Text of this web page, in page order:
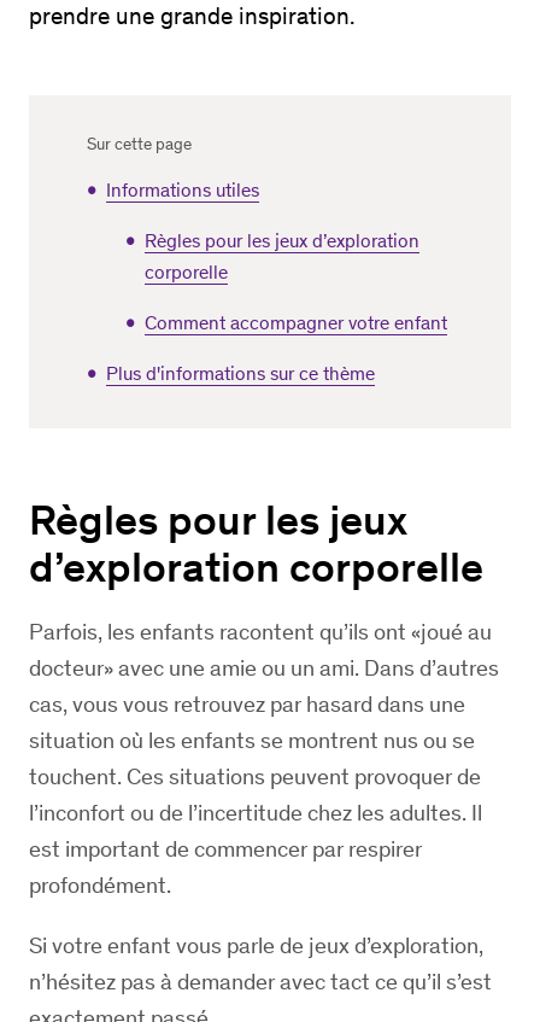
prendre une grande inspiration.
Sur cette page
Informations utiles
Règles pour les jeux d’exploration
corporelle
Comment accompagner votre enfant
Plus d'informations sur ce thème
Règles pour les jeux
d’exploration corporelle
Parfois, les enfants racontent qu’ils ont «joué au
docteur» avec une amie ou un ami. Dans d’autres
cas, vous vous retrouvez par hasard dans une
situation où les enfants se montrent nus ou se
touchent. Ces situations peuvent provoquer de
l’inconfort ou de l’incertitude chez les adultes. Il
est important de commencer par respirer
profondément.
Si votre enfant vous parle de jeux d’exploration,
n’hésitez pas à demander avec tact ce qu’il s’est